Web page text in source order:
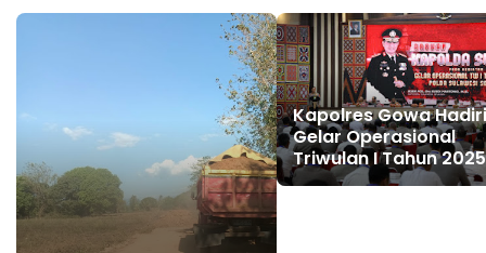
Kapolres Gowa Hadiri
Gelar Operasional
Triwulan I Tahun
Polda Sulsel